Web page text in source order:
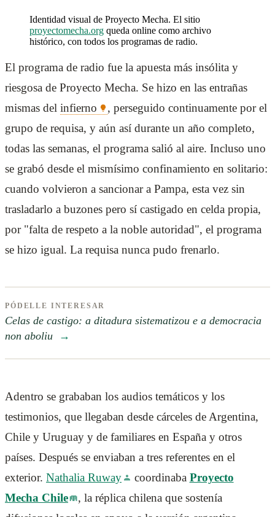
Identidad visual de Proyecto Mecha. El sitio
proyectomecha.org queda online como archivo
histórico, con todos los programas de radio.
El programa de radio fue la apuesta más insólita y
riesgosa de Proyecto Mecha. Se hizo en las entrañas
mismas del infierno
, perseguido continuamente por el
grupo de requisa, y aún así durante un año completo,
todas las semanas, el programa salió al aire. Incluso uno
se grabó desde el mismísimo confinamiento en solitario:
cuando volvieron a sancionar a Pampa, esta vez sin
trasladarlo a buzones pero sí castigado en celda propia,
por "falta de respeto a la noble autoridad", el programa
se hizo igual. La requisa nunca pudo frenarlo.
PÓDELLE INTERESAR
Celas de castigo: a ditadura sistematizou e a democracia
non aboliu
→
Adentro se grababan los audios temáticos y los
testimonios, que llegaban desde cárceles de Argentina,
Chile y Uruguay y de familiares en España y otros
países. Después se enviaban a tres referentes en el
exterior. Nathalia Ruway coordinaba Proyecto
Mecha Chile
, la réplica chilena que sostenía